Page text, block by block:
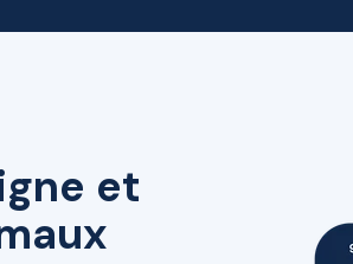
et